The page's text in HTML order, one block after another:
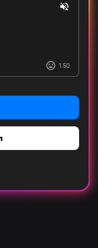
150